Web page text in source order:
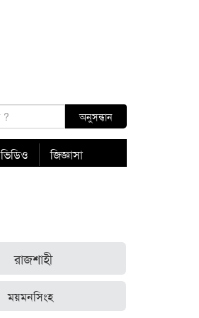
ভিডিও জিজ্ঞাসা
রাজশাহী
ময়মনসিংহ